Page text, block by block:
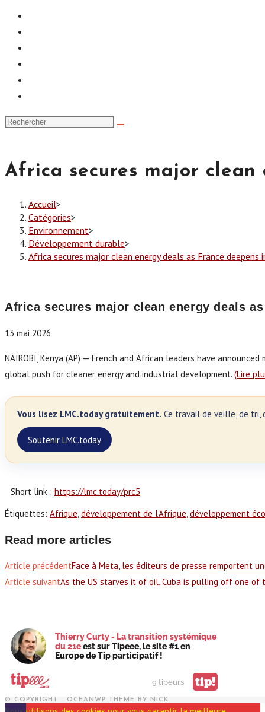
Africa secures major clean
Accueil>
Catégories>
Environnement>
Développement durable>
Africa secures major clean energy deals as France deepens
Africa secures major clean energy deals
13 mai 2026
NAIROBI, Kenya (AP) — French and African leaders have
global push for cleaner energy and industrial development. (Lire
Vous lisez LMC.today gratuitement. Ce travail de veille, de tri,
Soutenir LMC.today
Short link : https://lmc.today/prc5
Étiquettes: Afrique, développement de l'Afrique, développement
Read more articles
Article précédentFace à Meta, les éditeurs de presse remportent
Article suivantAs the US starves it of oil, Cuba is pulling off one
Thierry Curty - La transition systémique
du 21eest sur Tipeee, le site #1 en
Europe de Tip participatif !
9 tipeurs tip!
© COPYRIGHT - OCEANWP THEME BY NICK